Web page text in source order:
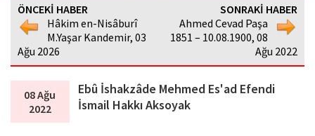
ÖNCEKİ HABER
Hâkim en-Nisâburî
M.Yaşar Kandemir, 03
Ağu 2026
SONRAKİ HABER
Ahmed Cevad Paşa
1851 – 10.08.1900, 08
Ağu 2022
08 Ağu
2022
Ebû İshakzâde Mehmed Es'ad Efendi
İsmail Hakkı Aksoyak